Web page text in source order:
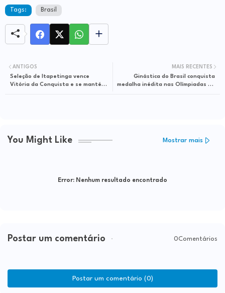
Tags: Brasil
MAIS RECENTES
Ginástica do Brasil conquista
medalha inédita nas Olímpiadas de
ANTIGOS
Seleção de Itapetinga vence
Vitória da Conquista e se mantém
You Might Like Mostrar mais
Error: Nenhum resultado encontrado
Postar um comentário 0Comentários
Postar um comentário (0)